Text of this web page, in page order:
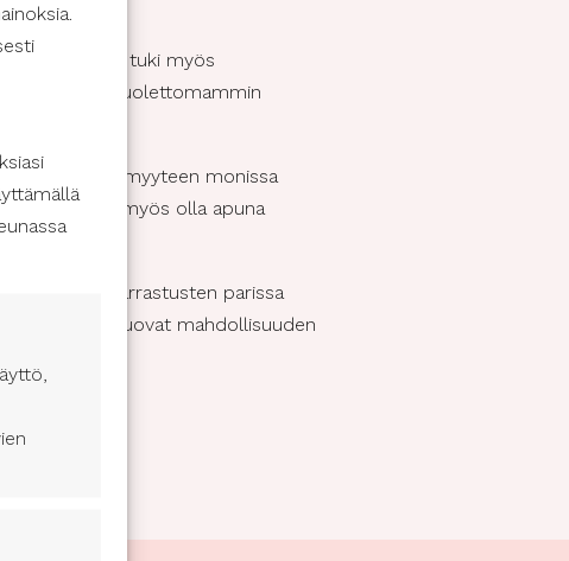
korvaamaton tuki myös
keskittyä huolettomammin
esteettömyyteen monissa
avustaja voi myös olla apuna
harrastusten parissa
avustajaan luovat mahdollisuuden